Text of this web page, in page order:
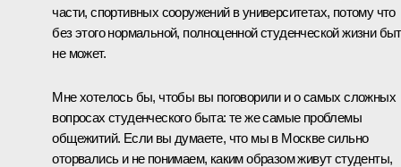
части, спортивных сооружений в университетах, потому что
без этого нормальной, полноценной студенческой жизни
не может.
Мне хотелось бы, чтобы вы поговорили и о самых сложных
вопросах студенческого быта: те же самые проблемы
общежитий. Если вы думаете, что мы в Москве сильно
оторвались и не понимаем, каким образом живут студенты,